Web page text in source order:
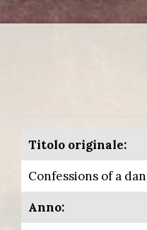
Titolo originale:
Confessions of a
Anno: